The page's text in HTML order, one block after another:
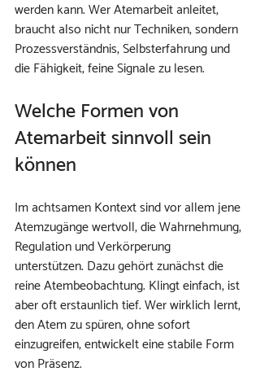
werden kann. Wer Atemarbeit anleitet,
braucht also nicht nur Techniken, sondern
Prozessverständnis, Selbsterfahrung und
die Fähigkeit, feine Signale zu lesen.
Welche Formen von
Atemarbeit sinnvoll sein
können
Im achtsamen Kontext sind vor allem jene
Atemzugänge wertvoll, die Wahrnehmung,
Regulation und Verkörperung
unterstützen. Dazu gehört zunächst die
reine Atembeobachtung. Klingt einfach, ist
aber oft erstaunlich tief. Wer wirklich lernt,
den Atem zu spüren, ohne sofort
einzugreifen, entwickelt eine stabile Form
von Präsenz.